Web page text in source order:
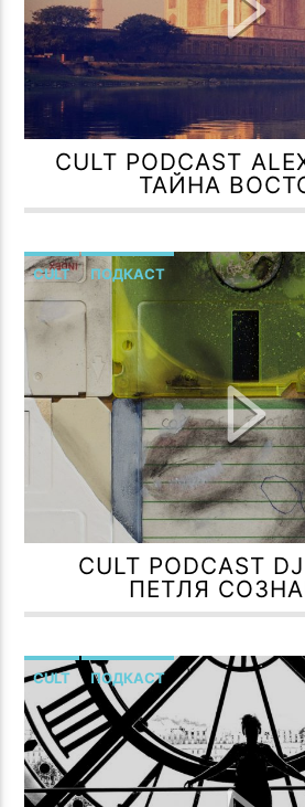
ONE DAY ( CCCP
TF РОМАН МЕЛЬМОНТ
CULT PODCAST ALEX FRIDGE —
ТАЙНА
CULT ПОДКАСТ
CULT PODCAST
ПЕТЛЯ
CULT ПОДКАСТ